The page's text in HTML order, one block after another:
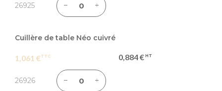
26925
Cuillère de table Néo cuivré
1,061 € 0,884 €
26926